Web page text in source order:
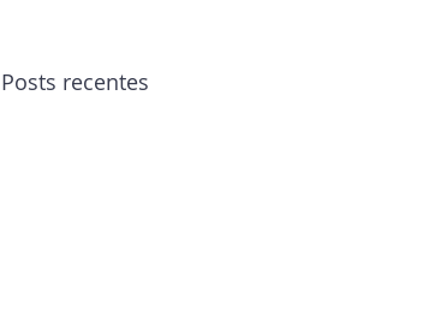
Posts recentes